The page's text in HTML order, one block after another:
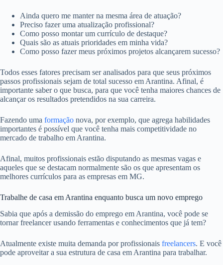
Ainda quero me manter na mesma área de atuação?
Preciso fazer uma atualização profissional?
Como posso montar um currículo de destaque?
Quais são as atuais prioridades em minha vida?
Como posso fazer meus próximos projetos alcançarem sucesso?
Todos esses fatores precisam ser analisados para que seus próximos
passos profissionais sejam de total sucesso em Arantina. Afinal, é
importante saber o que busca, para que você tenha maiores chances de
alcançar os resultados pretendidos na sua carreira.
Fazendo uma formação nova, por exemplo, que agrega habilidades
importantes é possível que você tenha mais competitividade no
mercado de trabalho em Arantina.
Afinal, muitos profissionais estão disputando as mesmas vagas e
aqueles que se destacam normalmente são os que apresentam os
melhores currículos para as empresas em MG.
Trabalhe de casa em Arantina enquanto busca um novo emprego
Sabia que após a demissão do emprego em Arantina, você pode se
tornar freelancer usando ferramentas e conhecimentos que já tem?
Atualmente existe muita demanda por profissionais freelancers. E você
pode aproveitar a sua estrutura de casa em Arantina para trabalhar.